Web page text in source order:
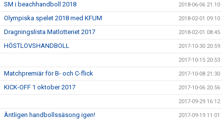
SM i beachhandboll 2018 2018-06-06 21:10
Olympiska spelet 2018 med KFUM 2018-02-01 09:10
Dragningslista Matlotteriet 2017 2018-02-01 08:45
HÖSTLOVSHANDBOLL 2017-10-30 20:59
2017-10-15 20:53
Matchpremiär för B- och C-flick 2017-10-08 21:30
KICK-OFF 1 oktober 2017 2017-10-06 20:56
2017-09-29 16:12
Äntligen handbollssäsong igen! 2017-09-19 11:01